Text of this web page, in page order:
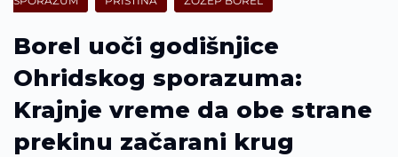
n
Borel uoči godišnjice
Ohridskog sporazuma:
Krajnje vreme da obe strane
prekinu začarani krug